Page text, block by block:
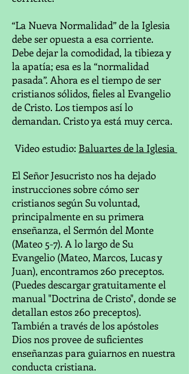
“La Nueva Normalidad” de la Iglesia
debe ser opuesta a esa corriente.
Debe dejar la comodidad, la tibieza y
la apatía; esa es la “normalidad
pasada”. Ahora es el tiempo de ser
cristianos sólidos, fieles al Evangelio
de Cristo. Los tiempos así lo
demandan. Cristo ya está muy cerca.
Video estudio: Baluartes de la Iglesia
El Señor Jesucristo nos ha dejado
instrucciones sobre cómo ser
cristianos según Su voluntad,
principalmente en su primera
enseñanza, el Sermón del Monte
(Mateo 5-7). A lo largo de Su
Evangelio (Mateo, Marcos, Lucas y
Juan), encontramos 260 preceptos.
(Puedes descargar gratuitamente el
manual "Doctrina de Cristo", donde se
detallan estos 260 preceptos).
También a través de los apóstoles
Dios nos provee de suficientes
enseñanzas para guiarnos en nuestra
conducta cristiana.